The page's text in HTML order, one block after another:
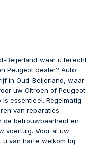
Beijerland waar u terecht
Peugeot dealer? Auto
in Oud-Beijerland, waar
uw Citroen of Peugeot.
essentieel. Regelmatig
van reparaties
de betrouwbaarheid en
voertuig. Voor al uw
van harte welkom bij